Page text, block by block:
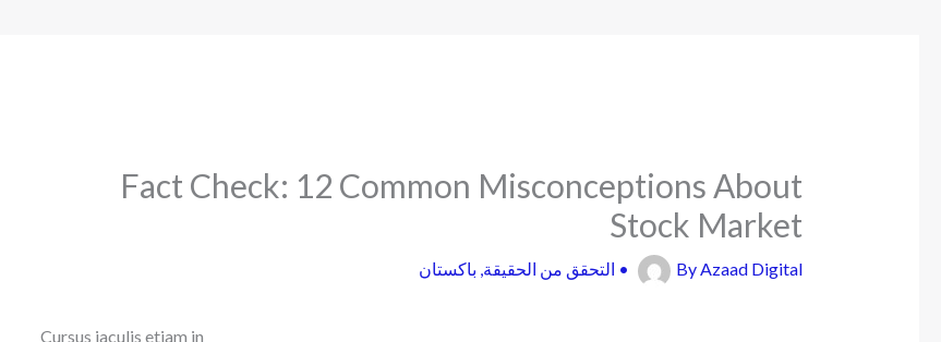
Fact Check: 12 Common Misconceptions About
Stock Market
التحقق من الحقيقة, باكستان • ByAzaad Digital
Cursus iaculis etiam in